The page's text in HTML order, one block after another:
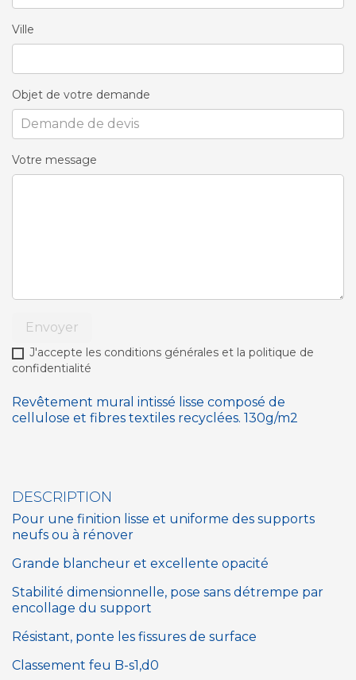
Ville
Objet de votre demande
Votre message
Envoyer
J'accepte les conditions générales et la politique de
confidentialité
Revêtement mural intissé lisse composé de
cellulose et fibres textiles recyclées. 130g/m2
DESCRIPTION
Pour une finition lisse et uniforme des supports
neufs ou à rénover
Grande blancheur et excellente opacité
Stabilité dimensionnelle, pose sans détrempe par
encollage du support
Résistant, ponte les fissures de surface
Classement feu B-s1,d0